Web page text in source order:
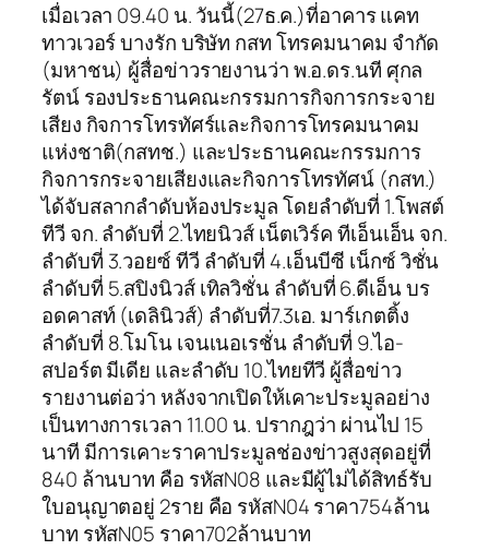
เมื่อเวลา 09.40 น. วันนี้(27ธ.ค.)ที่อาคาร แคท
ทาวเวอร์ บางรัก บริษัท กสท โทรคมนาคม จำกัด
(มหาชน) ผู้สื่อข่าวรายงานว่า พ.อ.ดร.นที ศุกล
รัตน์ รองประธานคณะกรรมการกิจการกระจาย
เสียง กิจการโทรทัศร์และกิจการโทรคมนาคม
แห่งชาติ(กสทช.) และประธานคณะกรรมการ
กิจการกระจายเสียงและกิจการโทรทัศน์ (กสท.)
ได้จับสลากลำดับห้องประมูล โดยลำดับที่ 1.โพสต์
ทีวี จก. ลำดับที่ 2.ไทยนิวส์ เน็ตเวิร์ค ทีเอ็นเอ็น จก.
ลำดับที่ 3.วอยซ์ ทีวี ลำดับที่ 4.เอ็นบีซี เน็กซ์ วิชั่น
ลำดับที่ 5.สปิงนิวส์ เทิลวิชั่น ลำดับที่ 6.ดีเอ็น บร
อดคาสท์ (เดลินิวส์) ลำดับที่7.3เอ. มาร์เกตติ้ง
ลำดับที่ 8.โมโน เจนเนอเรชั่น ลำดับที่ 9.ไอ-
สปอร์ต มีเดีย และลำดับ 10.ไทยทีวี ผู้สื่อข่าว
รายงานต่อว่า หลังจากเปิดให้เคาะประมูลอย่าง
เป็นทางการเวลา 11.00 น. ปรากฎว่า ผ่านไป 15
นาที มีการเคาะราคาประมูลช่องข่าวสูงสุดอยู่ที่
840 ล้านบาท คือ รหัสN08 และมีผู้ไม่ได้สิทธ์รับ
ใบอนุญาตอยู่ 2ราย คือ รหัสN04 ราคา754ล้าน
บาท รหัสN05 ราคา702ล้านบาท